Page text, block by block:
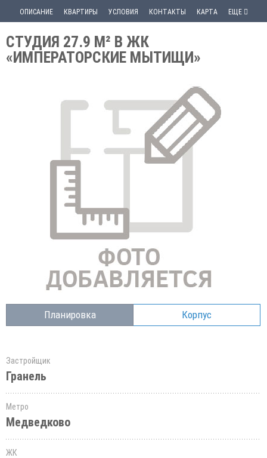
ОПИСАНИЕ КВАРТИРЫ УСЛОВИЯ КОНТАКТЫ КАРТА ЕЩЕ
СТУДИЯ 27.9 М² В ЖК
«ИМПЕРАТОРСКИЕ МЫТИЩИ»
Планировка Корпус
Застройщик
Гранель
Метро
Медведково
ЖК